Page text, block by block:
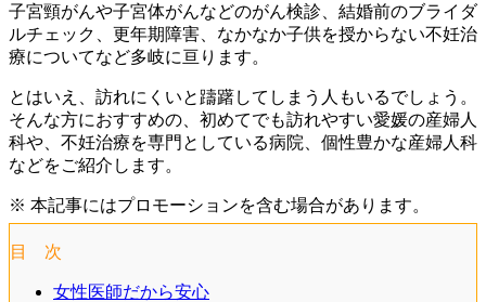
子宮頸がんや子宮体がんなどのがん検診、結婚前のブライダ
ルチェック、更年期障害、なかなか子供を授からない不妊治
療についてなど多岐に亘ります。
とはいえ、訪れにくいと躊躇してしまう人もいるでしょう。
そんな方におすすめの、初めてでも訪れやすい愛媛の産婦人
科や、不妊治療を専門としている病院、個性豊かな産婦人科
などをご紹介します。
※ 本記事にはプロモーションを含む場合があります。
目 次
女性医師だから安心